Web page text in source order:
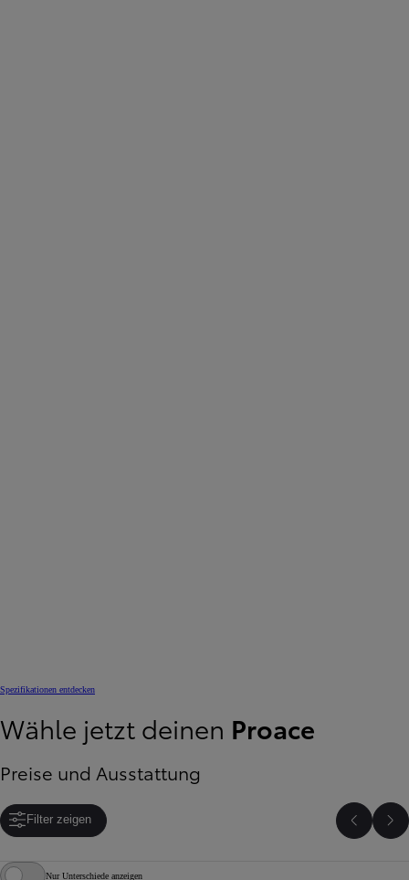
Spezifikationen entdecken
Wähle jetzt deinen Proace
Preise und Ausstattung
Filter zeigen Zurück
Nur Unterschiede anzeigen